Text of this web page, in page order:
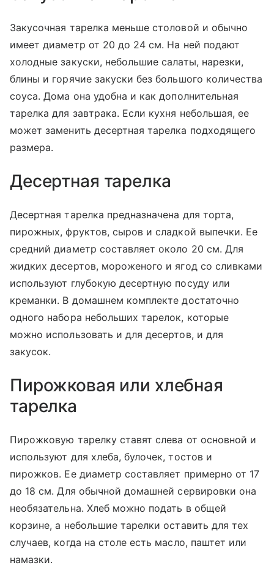
Закусочная тарелка меньше столовой и обычно
имеет диаметр от 20 до 24 см. На ней подают
холодные закуски, небольшие салаты, нарезки,
блины и горячие закуски без большого количества
соуса. Дома она удобна и как дополнительная
тарелка для завтрака. Если кухня небольшая, ее
может заменить десертная тарелка подходящего
размера.
Десертная тарелка
Десертная тарелка предназначена для торта,
пирожных, фруктов, сыров и сладкой выпечки. Ее
средний диаметр составляет около 20 см. Для
жидких десертов, мороженого и ягод со сливками
используют глубокую десертную посуду или
креманки. В домашнем комплекте достаточно
одного набора небольших тарелок, которые
можно использовать и для десертов, и для
закусок.
Пирожковая или хлебная
тарелка
Пирожковую тарелку ставят слева от основной и
используют для хлеба, булочек, тостов и
пирожков. Ее диаметр составляет примерно от 17
до 18 см. Для обычной домашней сервировки она
необязательна. Хлеб можно подать в общей
корзине, а небольшие тарелки оставить для тех
случаев, когда на столе есть масло, паштет или
намазки.